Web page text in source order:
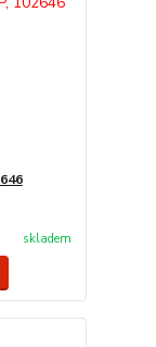
skladem